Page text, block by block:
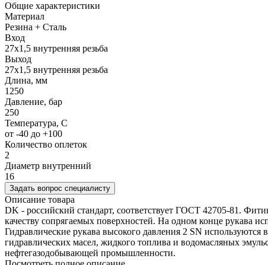
Общие характеристики
Материал
Резина + Сталь
Вход
27х1,5 внутренняя резьба
Выход
27х1,5 внутренняя резьба
Длина, мм
1250
Давление, бар
250
Температура, C
от -40 до +100
Количество оплеток
2
Диаметр внутренний
16
Задать вопрос специалисту
Описание товара
DK - российский стандарт, соответствует ГОСТ 42705-81.
качеству сопрягаемых поверхностей. На одном конце рукава
Гидравлические рукава высокого давления 2 SN
гидравлических масел, жидкого топлива и водомасляных
нефтегазодобывающей промышленности.